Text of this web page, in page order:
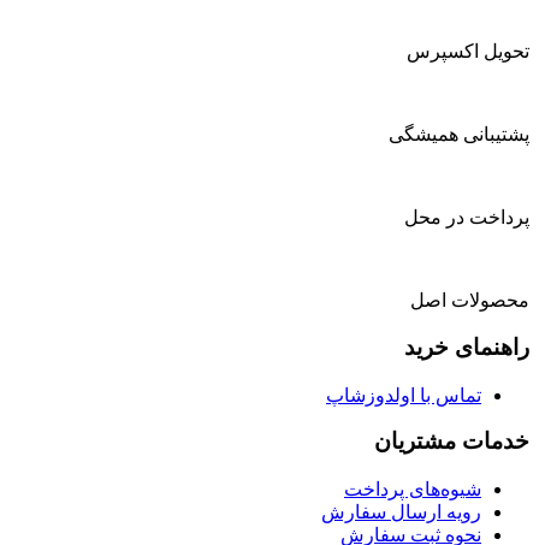
تحویل اکسپرس
پشتیبانی همیشگی
پرداخت در محل
محصولات اصل
راهنمای خرید
تماس با اولدوزشاپ
خدمات مشتریان
شیوه‌های پرداخت
رویه ارسال سفارش
نحوه ثبت سفارش